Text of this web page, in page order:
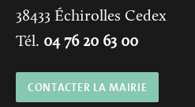
38433 Échirolles Cedex
Tél. 04 76 20 63 00
CONTACTER LA MAIRIE